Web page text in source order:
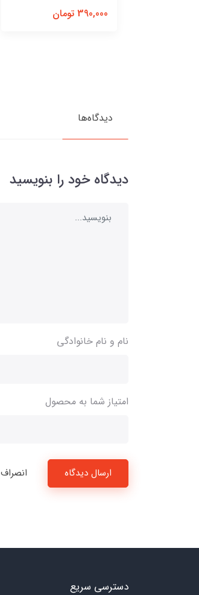
390,000 تومان
دیدگاه‌ها
دیدگاه خود را بنویسید
نام و نام خانوادگی
امتیاز شما به محصول
ارسال دیدگاه انصراف
دسترسی سریع